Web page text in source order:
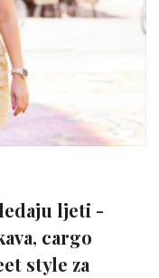
ljeti -
cargo
style za